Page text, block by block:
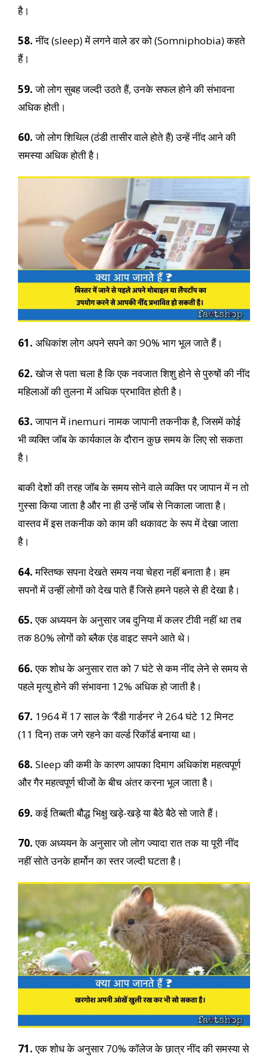
है।
58.नींद (sleep) में लगने वाले डर को (Somniphobia) कहते
हैं।
59.जो लोग सुबह जल्दी उठते हैं, उनके सफल होने की संभावना
अधिक होती।
60.जो लोग शिथिल (ठंडी तासीर वाले होते हैं) उन्हें नींद आने की
समस्या अधिक होती है।
61. अधिकांश लोग अपने सपने का 90% भाग भूल जाते हैं।
62.खोज से पता चला है कि एक नवजात शिशु होने से पुरुषों की नींद
महिलाओं की तुलना में अधिक प्रभावित होती है।
63.जापान में inemuri नामक जापानी तकनीक है, जिसमें कोई
भी व्यक्ति जॉब के कार्यकाल के दौरान कुछ समय के लिए सो सकता
है।
बाकी देशों की तरह जॉब के समय सोने वाले व्यक्ति पर जापान में न तो
गुस्सा किया जाता है और ना ही उन्हें जॉब से निकाला जाता है।
वास्तव में इस तकनीक को काम की थकावट के रूप में देखा जाता
है।
64.मस्तिष्क सपना देखते समय नया चेहरा नहीं बनाता है। हम
सपनों में उन्हीं लोगों को देख पाते हैं जिसे हमने पहले से ही देखा है।
65.एक अध्ययन के अनुसार जब दुनिया में कलर टीवी नहीं था तब
तक 80% लोगों को ब्लैक एंड वाइट सपने आते थे।
66.एक शोध के अनुसार रात को 7 घंटे से कम नींद लेने से समय से
पहले मृत्यु होने की संभावना 12% अधिक हो जाती है।
67. 1964 में 17 साल के ‘रैंडी गार्डनर’ ने 264 घंटे 12 मिनट
(11 दिन) तक जगे रहने का वर्ल्ड रिकॉर्ड बनाया था।
68. Sleep की कमी के कारण आपका दिमाग अधिकांश महत्वपूर्ण
और गैर महत्वपूर्ण चीजों के बीच अंतर करना भूल जाता है।
69.कई तिब्बती बौद्ध भिक्षु खड़े-खड़े या बैठे बैठे सो जाते हैं।
70.एक अध्ययन के अनुसार जो लोग ज्यादा रात तक या पूरी नींद
नहीं सोते उनके हार्मोन का स्तर जल्दी घटता है।
71.एक शोध के अनुसार 70% कॉलेज के छात्र नींद की समस्या से